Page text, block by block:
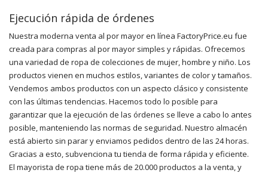
Ejecución rápida de órdenes
Nuestra moderna venta al por mayor en línea FactoryPrice.eu fue
creada para compras al por mayor simples y rápidas. Ofrecemos
una variedad de ropa de colecciones de mujer, hombre y niño. Los
productos vienen en muchos estilos, variantes de color y tamaños.
Vendemos ambos productos con un aspecto clásico y consistente
con las últimas tendencias. Hacemos todo lo posible para
garantizar que la ejecución de las órdenes se lleve a cabo lo antes
posible, manteniendo las normas de seguridad. Nuestro almacén
está abierto sin parar y enviamos pedidos dentro de las 24 horas.
Gracias a esto, subvenciona tu tienda de forma rápida y eficiente.
El mayorista de ropa tiene más de 20.000 productos a la venta, y